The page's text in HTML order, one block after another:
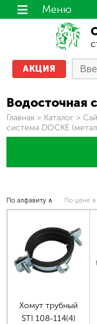
АКЦИЯ
Меню
Водосточная
Вы здесь
Главная > Каталог >
система DOCKE
По алфавиту ∧ По цене ∧
Хомут трубный
STI 108-114(4)